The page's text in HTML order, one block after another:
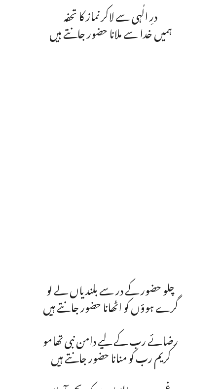
درِ الٰہی سے لاکر نماز کا تحفہ
ہمیں خدا سے ملانا حضور جانتے ہیں
چلو حضور کے در سے بلندیاں لے لو
گـرے ہوؤں کو اٹھانا حضور جانتے ہیں
رضائے رب کے لیے دامن نبی تھامو
کریم رب کو منانا حضور جانتے ہیں